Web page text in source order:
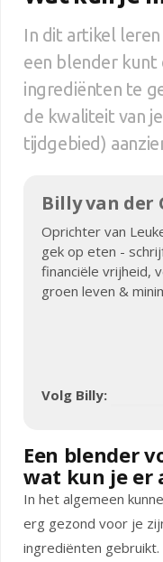
In dit artikel
een blender kunt
ingrediënten te
de kwaliteit van
tijdgebied)
Billy van der
Oprichter van
gek op eten -
financiële vrijheid,
groen leven &
Volg Billy:
Een blender
wat kun je er
In het algemeen
erg gezond voor je
ingrediënten gebruikt.